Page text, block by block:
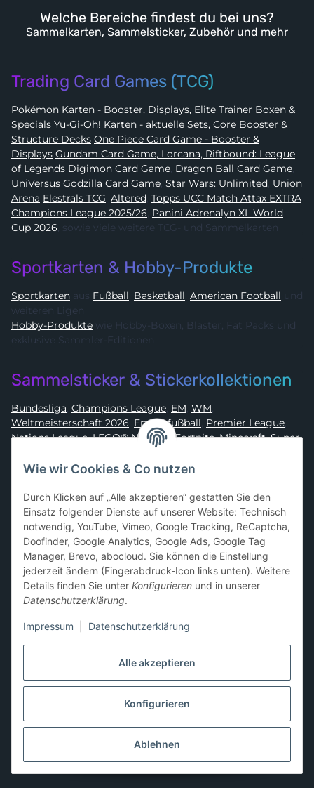
Welche Bereiche findest du bei uns?
Sammelkarten, Sammelsticker, Zubehör und mehr
Trading Card Games (TCG)
Pokémon Karten - Booster, Displays, Elite Trainer Boxen &
Specials Yu-Gi-Oh! Karten - aktuelle Sets, Core Booster &
Structure Decks One Piece Card Game - Booster &
Displays Gundam Card Game, Lorcana, Riftbound: League
of Legends
Digimon Card Game, Dragon Ball Card Game,
UniVersus
Godzilla Card Game, Star Wars: Unlimited, Union
Arena
Elestrals TCG, Altered, Topps UCC Match Attax EXTRA
Champions League 2025/26, Panini Adrenalyn XL World
Cup 2026, sowie viele weitere TCG- und Sammelkarten
Sportkarten & Hobby-Produkte
Sportkarten aus Fußball, Basketball, American Football und
weiteren Ligen
Hobby-Produkte
exklusive Sammler-Editionen
Sammelsticker & Stickerkollektionen
Bundesliga, Champions League, EM, WM,
Weltmeisterschaft 2026, Frauenfußball, Premier League,
Nations League, LEGO® Ninjago Fortnite,Minecraft,Super
Asterix
Sammelkarten-Zubehör &
Schutzprodukte
Card Sleeves, Penny Sleeves, Premium Sleeves,Toploader
Magnetic Holder, Sammelalben / Binder / Pocket Pages
Deckboxen ,Playmats undAufbewahrungslösungen
Vertrag widerrufen
* Alle Preise inkl. gesetzlicher USt., zzgl.Versand
** Differenzbesteuerung gemäß § 25a UStG,
Alle akzeptieren
Konfigurieren
Ablehnen
Wie wir Cookies & Co nutzen
Durch Klicken auf „Alle akzeptieren“ gestatten Sie den
Einsatz folgender Dienste auf unserer Website: Technisch
notwendig, YouTube, Vimeo, Google Tracking, ReCaptcha,
Doofinder, Google Analytics, Google Ads, Google Tag
Manager, Brevo, abocloud. Sie können die Einstellung
jederzeit ändern (Fingerabdruck-Icon links unten). Weitere
Details finden Sie unter Konfigurieren und in unserer
Datenschutzerklärung.
Impressum Datenschutzerklärung